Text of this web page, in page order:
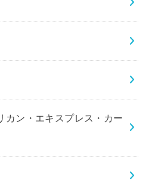
カン・エキスプレス・カー